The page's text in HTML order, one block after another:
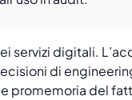
servizi digitali.
di
promemoria del